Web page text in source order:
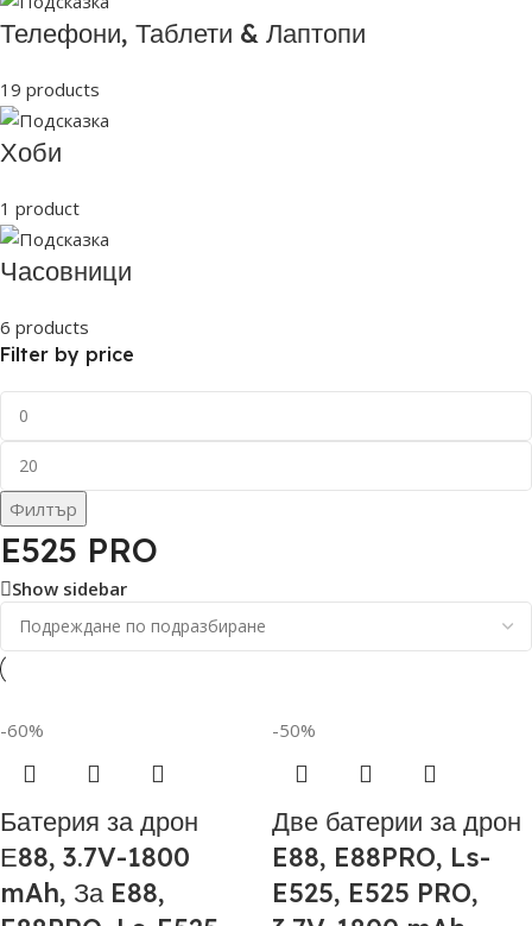
Телефони, Таблети & Лаптопи
19 products
Хоби
1 product
Часовници
6 products
Filter by price
Филтър
E525 PRO
Show sidebar
-60%
Батерия за дрон
Е88, 3.7V-1800
mAh, За E88,
-50%
Две батерии за дрон
E88, E88PRO, Ls-
E525, E525 PRO,